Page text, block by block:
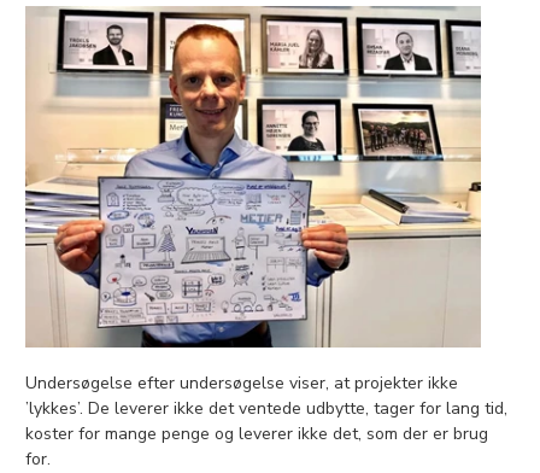
Undersøgelse efter undersøgelse viser, at projekter ikke
’lykkes’. De leverer ikke det ventede udbytte, tager for lang tid,
koster for mange penge og leverer ikke det, som der er brug
for.